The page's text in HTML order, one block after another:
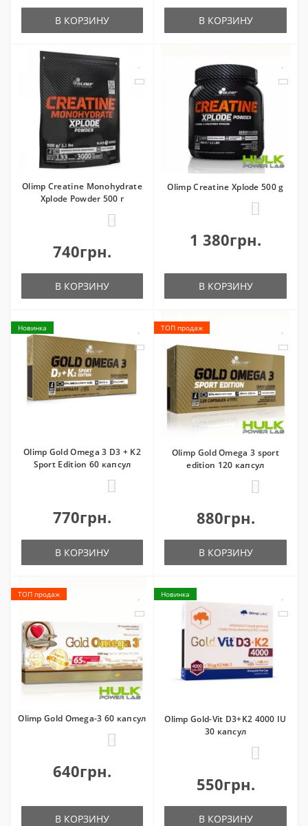
В КОРЗИНУ В КОРЗИНУ
Olimp Creatine Monohydrate
Xplode Powder 500 г
740грн.
В КОРЗИНУ
Olimp Creatine Xplode 500 g
1 380грн.
В КОРЗИНУ
Новинка
Olimp Gold Omega 3 D3 + K2
Sport Edition 60 капсул
770грн.
В КОРЗИНУ
ТОП продаж
Olimp Gold Omega 3 sport
edition 120 капсул
880грн.
В КОРЗИНУ
ТОП продаж
Olimp Gold Omega-3 60 капсул
640грн.
В КОРЗИНУ
Новинка
Olimp Gold-Vit D3+K2 4000 IU
30 капсул
550грн.
В КОРЗИНУ